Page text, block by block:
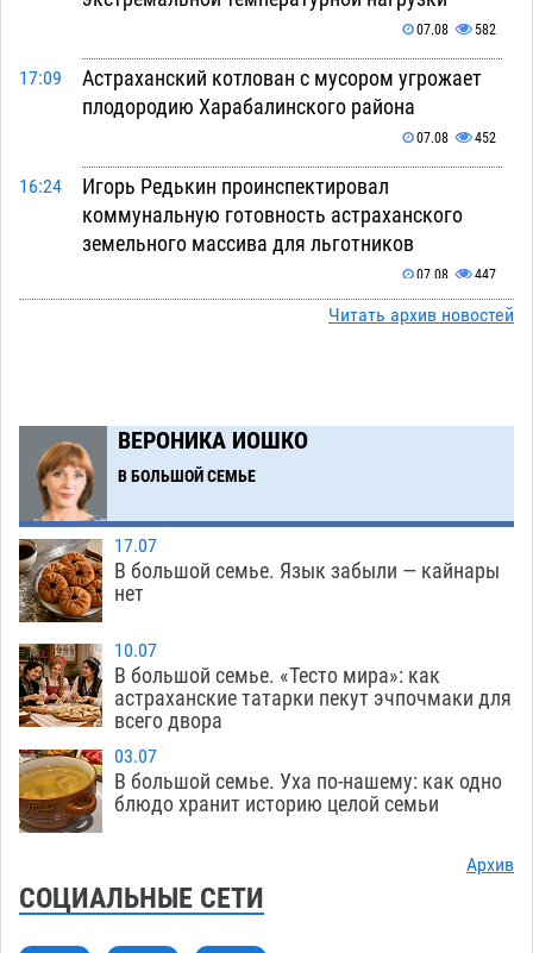
07.08 582
17:09
Астраханский котлован с мусором угрожает
плодородию Харабалинского района
07.08 452
16:24
Игорь Редькин проинспектировал
коммунальную готовность астраханского
земельного массива для льготников
07.08 447
Тяга к сверхскоростям обошлась
14:44
Астраханские кутилы сменили барные стойки
на полицейские дежурки
14:09
С 11 августа астраханские водоемы
обеспечат притоком в семь тысяч кубов
07.08 1153
13:29
Астраханский аэропорт попробует отбиться
от ворон в апелляционном суде
12:53
Астраханские археологи откопали древнюю
помойку
11:58
В Астрахани подросток угнал мотоцикл и
похитил чужие мобильник с банковскими
картами
11:20
Астраханцев ждут на парковом газоне с
призами и эрмитажными котами
Читать архив новостей
ВЕРОНИКА ИОШКО
В БОЛЬШОЙ СЕМЬЕ
17.07
В большой семье. Язык забыли — кайнары
нет
10.07
В большой семье. «Тесто мира»: как
астраханские татарки пекут эчпочмаки для
всего двора
03.07
В большой семье. Уха по-нашему: как одно
блюдо хранит историю целой семьи
Архив
СОЦИАЛЬНЫЕ СЕТИ